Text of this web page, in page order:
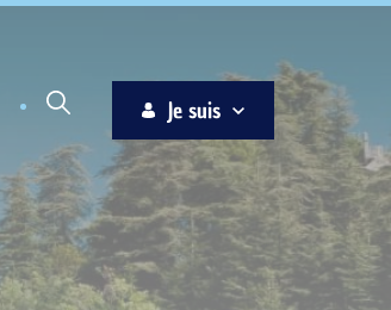
Je suis
Habitant
Associations